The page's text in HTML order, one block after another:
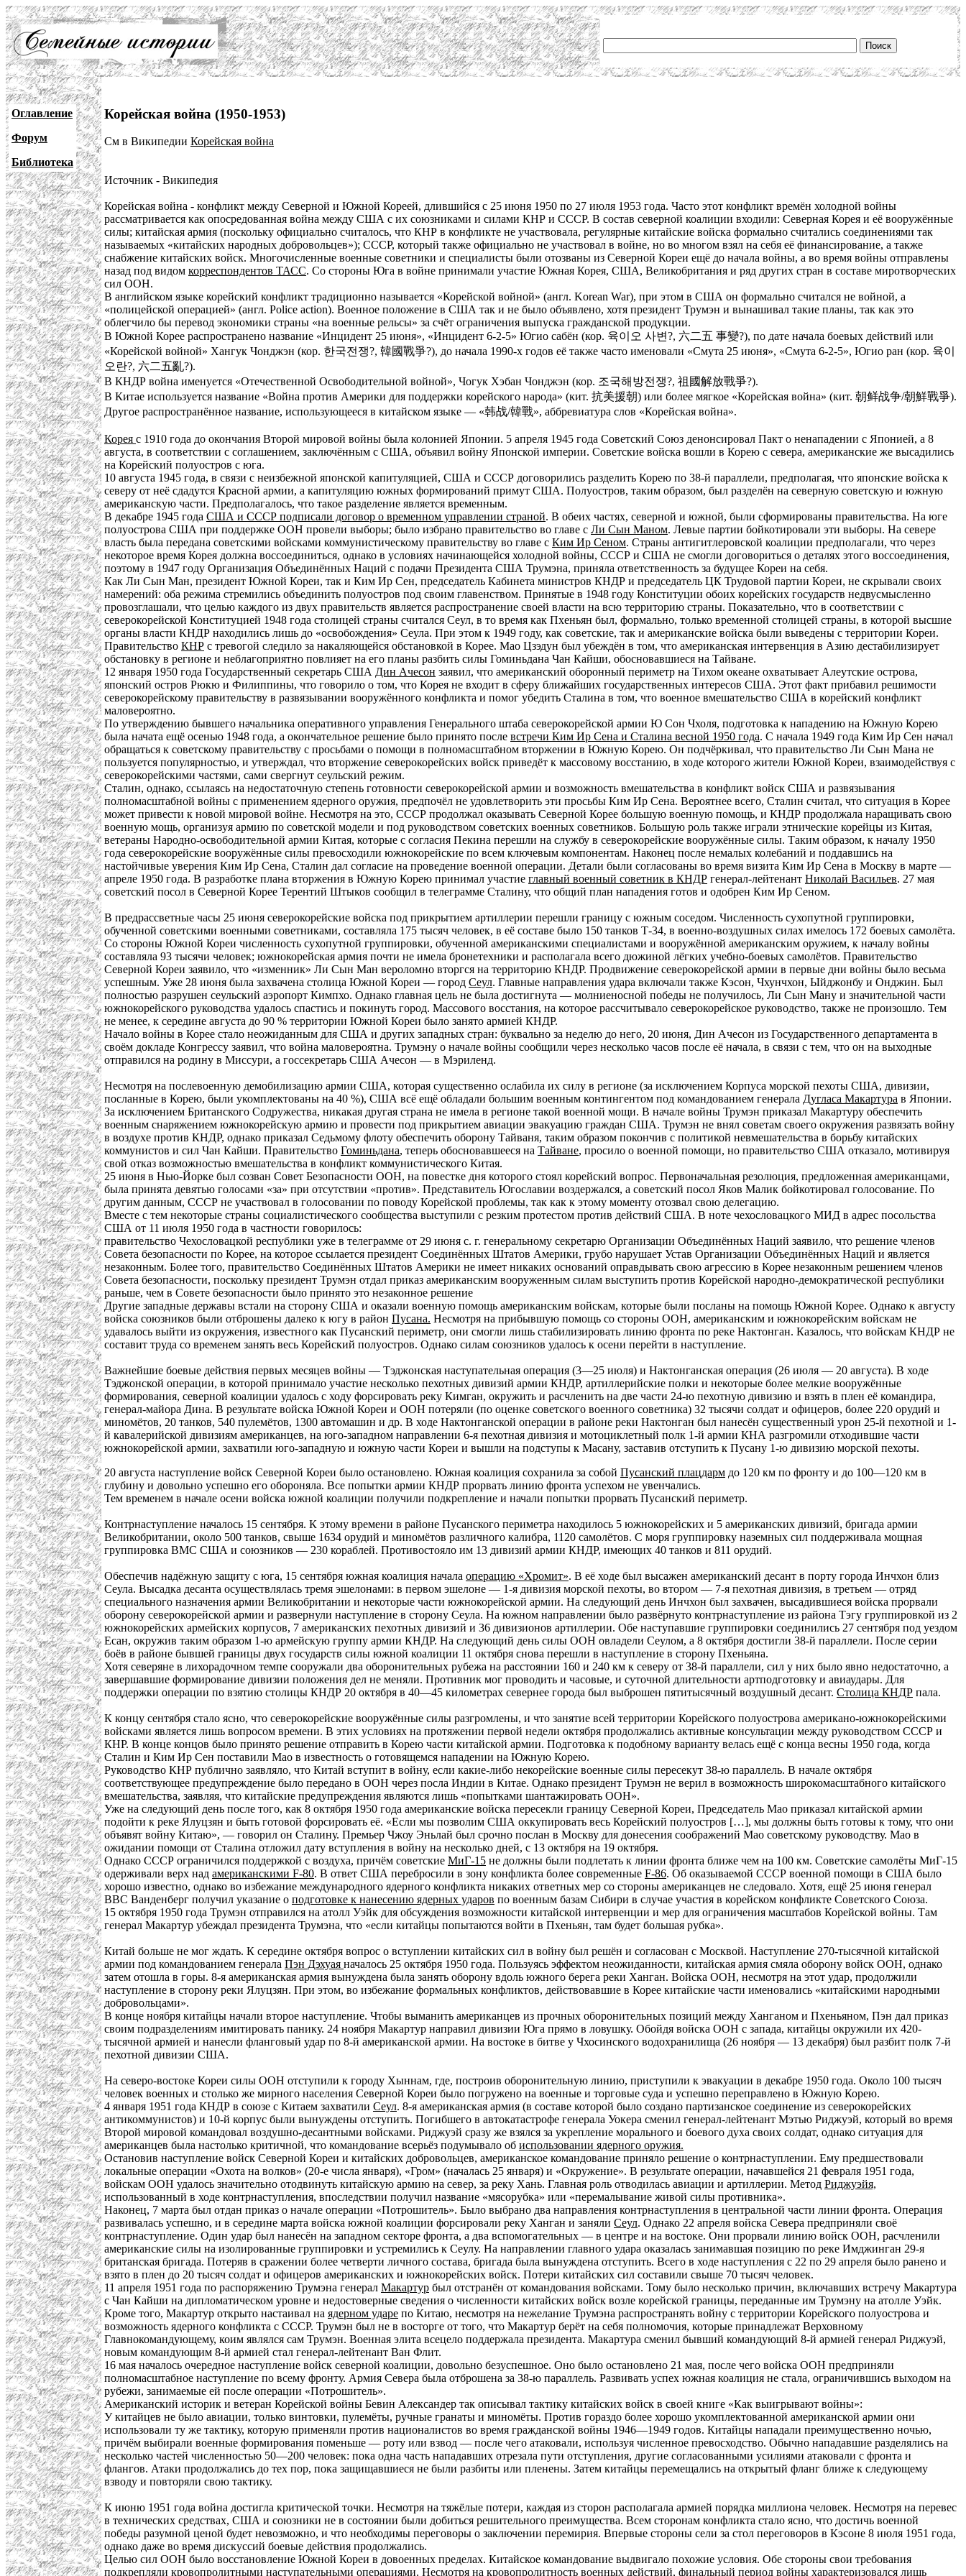
Оглавление
Форум
Библиотека
Корейская война (1950-1953)
См в Википедии Корейская война
Источник - Википедия
Корейская война - конфликт между Северной и Южной Кореей, длившийся с 25 июня 1950 по 27 июля 1953 года. Часто этот конфликт времён холодной войны
рассматривается как опосредованная война между США c их союзниками и силами КНР и СССР. В состав северной коалиции входили: Северная Корея и её вооружённые
силы; китайская армия (поскольку официально считалось, что КНР в конфликте не участвовала, регулярные китайские войска формально считались соединениями так
называемых «китайских народных добровольцев»); СССР, который также официально не участвовал в войне, но во многом взял на себя её финансирование, а также
снабжение китайских войск. Многочисленные военные советники и специалисты были отозваны из Северной Кореи ещё до начала войны, а во время войны отправлены
назад под видом корреспондентов ТАСС. Со стороны Юга в войне принимали участие Южная Корея, США, Великобритания и ряд других стран в составе миротворческих
сил ООН.
В английском языке корейский конфликт традиционно называется «Корейской войной» (англ. Korean War), при этом в США он формально считался не войной, а
«полицейской операцией» (англ. Police action). Военное положение в США так и не было объявлено, хотя президент Трумэн и вынашивал такие планы, так как это
облегчило бы перевод экономики страны «на военные рельсы» за счёт ограничения выпуска гражданской продукции.
В Южной Корее распространено название «Инцидент 25 июня», «Инцидент 6-2-5» Югио сабён (кор. 육이오 사변?, 六二五 事變?), по дате начала боевых действий или
«Корейской войной» Хангук Чонджэн (кор. 한국전쟁?, 韓國戰爭?), до начала 1990-х годов её также часто именовали «Смута 25 июня», «Смута 6-2-5», Югио ран (кор. 육이
오란?, 六二五亂?).
В КНДР война именуется «Отечественной Освободительной войной», Чогук Хэбан Чонджэн (кор. 조국해방전쟁?, 祖國解放戰爭?).
В Китае используется название «Война против Америки для поддержки корейского народа» (кит. 抗美援朝) или более мягкое «Корейская война» (кит. 朝鲜战争/朝鮮戰爭).
Другое распространённое название, использующееся в китайском языке — «韩战/韓戰», аббревиатура слов «Корейская война».
Корея с 1910 года до окончания Второй мировой войны была колонией Японии. 5 апреля 1945 года Советский Союз денонсировал Пакт о ненападении с Японией, а 8
августа, в соответствии с соглашением, заключённым с США, объявил войну Японской империи. Советские войска вошли в Корею с севера, американские же высадились
на Корейский полуостров с юга.
10 августа 1945 года, в связи с неизбежной японской капитуляцией, США и СССР договорились разделить Корею по 38-й параллели, предполагая, что японские войска к
северу от неё сдадутся Красной армии, а капитуляцию южных формирований примут США. Полуостров, таким образом, был разделён на северную советскую и южную
американскую части. Предполагалось, что такое разделение является временным.
В декабре 1945 года США и СССР подписали договор о временном управлении страной. В обеих частях, северной и южной, были сформированы правительства. На юге
полуострова США при поддержке ООН провели выборы; было избрано правительство во главе с Ли Сын Маном. Левые партии бойкотировали эти выборы. На севере
власть была передана советскими войсками коммунистическому правительству во главе с Ким Ир Сеном. Страны антигитлеровской коалиции предполагали, что через
некоторое время Корея должна воссоединиться, однако в условиях начинающейся холодной войны, СССР и США не смогли договориться о деталях этого воссоединения,
поэтому в 1947 году Организация Объединённых Наций с подачи Президента США Трумэна, приняла ответственность за будущее Кореи на себя.
Как Ли Сын Ман, президент Южной Кореи, так и Ким Ир Сен, председатель Кабинета министров КНДР и председатель ЦК Трудовой партии Кореи, не скрывали своих
намерений: оба режима стремились объединить полуостров под своим главенством. Принятые в 1948 году Конституции обоих корейских государств недвусмысленно
провозглашали, что целью каждого из двух правительств является распространение своей власти на всю территорию страны. Показательно, что в соответствии с
северокорейской Конституцией 1948 года столицей страны считался Сеул, в то время как Пхеньян был, формально, только временной столицей страны, в которой высшие
органы власти КНДР находились лишь до «освобождения» Сеула. При этом к 1949 году, как советские, так и американские войска были выведены с территории Кореи.
Правительство КНР с тревогой следило за накаляющейся обстановкой в Корее. Мао Цзэдун был убеждён в том, что американская интервенция в Азию дестабилизирует
обстановку в регионе и неблагоприятно повлияет на его планы разбить силы Гоминьдана Чан Кайши, обосновавшиеся на Тайване.
12 января 1950 года Государственный секретарь США Дин Ачесон заявил, что американский оборонный периметр на Тихом океане охватывает Алеутские острова,
японский остров Рюкю и Филиппины, что говорило о том, что Корея не входит в сферу ближайших государственных интересов США. Этот факт прибавил решимости
северокорейскому правительству в развязывании вооружённого конфликта и помог убедить Сталина в том, что военное вмешательство США в корейский конфликт
маловероятно.
По утверждению бывшего начальника оперативного управления Генерального штаба северокорейской армии Ю Сон Чхоля, подготовка к нападению на Южную Корею
была начата ещё осенью 1948 года, а окончательное решение было принято после встречи Ким Ир Сена и Сталина весной 1950 года. С начала 1949 года Ким Ир Сен начал
обращаться к советскому правительству с просьбами о помощи в полномасштабном вторжении в Южную Корею. Он подчёркивал, что правительство Ли Сын Мана не
пользуется популярностью, и утверждал, что вторжение северокорейских войск приведёт к массовому восстанию, в ходе которого жители Южной Кореи, взаимодействуя с
северокорейскими частями, сами свергнут сеульский режим.
Сталин, однако, ссылаясь на недостаточную степень готовности северокорейской армии и возможность вмешательства в конфликт войск США и развязывания
полномасштабной войны с применением ядерного оружия, предпочёл не удовлетворить эти просьбы Ким Ир Сена. Вероятнее всего, Сталин считал, что ситуация в Корее
может привести к новой мировой войне. Несмотря на это, СССР продолжал оказывать Северной Корее большую военную помощь, и КНДР продолжала наращивать свою
военную мощь, организуя армию по советской модели и под руководством советских военных советников. Большую роль также играли этнические корейцы из Китая,
ветераны Народно-освободительной армии Китая, которые с согласия Пекина перешли на службу в северокорейские вооружённые силы. Таким образом, к началу 1950
года северокорейские вооружённые силы превосходили южнокорейские по всем ключевым компонентам. Наконец после немалых колебаний и поддавшись на
настойчивые уверения Ким Ир Сена, Сталин дал согласие на проведение военной операции. Детали были согласованы во время визита Ким Ир Сена в Москву в марте —
апреле 1950 года. В разработке плана вторжения в Южную Корею принимал участие главный военный советник в КНДР генерал-лейтенант Николай Васильев. 27 мая
советский посол в Северной Корее Терентий Штыков сообщил в телеграмме Сталину, что общий план нападения готов и одобрен Ким Ир Сеном.
В предрассветные часы 25 июня северокорейские войска под прикрытием артиллерии перешли границу с южным соседом. Численность сухопутной группировки,
обученной советскими военными советниками, составляла 175 тысяч человек, в её составе было 150 танков Т-34, в военно-воздушных силах имелось 172 боевых самолёта.
Со стороны Южной Кореи численность сухопутной группировки, обученной американскими специалистами и вооружённой американским оружием, к началу войны
составляла 93 тысячи человек; южнокорейская армия почти не имела бронетехники и располагала всего дюжиной лёгких учебно-боевых самолётов. Правительство
Северной Кореи заявило, что «изменник» Ли Сын Ман вероломно вторгся на территорию КНДР. Продвижение северокорейской армии в первые дни войны было весьма
успешным. Уже 28 июня была захвачена столица Южной Кореи — город Сеул. Главные направления удара включали также Кэсон, Чхунчхон, Ыйджонбу и Онджин. Был
полностью разрушен сеульский аэропорт Кимпхо. Однако главная цель не была достигнута — молниеносной победы не получилось, Ли Сын Ману и значительной части
южнокорейского руководства удалось спастись и покинуть город. Массового восстания, на которое рассчитывало северокорейское руководство, также не произошло. Тем
не менее, к середине августа до 90 % территории Южной Кореи было занято армией КНДР.
Начало войны в Корее стало неожиданным для США и других западных стран: буквально за неделю до него, 20 июня, Дин Ачесон из Государственного департамента в
своём докладе Конгрессу заявил, что война маловероятна. Трумэну о начале войны сообщили через несколько часов после её начала, в связи с тем, что он на выходные
отправился на родину в Миссури, а госсекретарь США Ачесон — в Мэриленд.
Несмотря на послевоенную демобилизацию армии США, которая существенно ослабила их силу в регионе (за исключением Корпуса морской пехоты США, дивизии,
посланные в Корею, были укомплектованы на 40 %), США всё ещё обладали большим военным контингентом под командованием генерала Дугласа Макартура в Японии.
За исключением Британского Содружества, никакая другая страна не имела в регионе такой военной мощи. В начале войны Трумэн приказал Макартуру обеспечить
военным снаряжением южнокорейскую армию и провести под прикрытием авиации эвакуацию граждан США. Трумэн не внял советам своего окружения развязать войну
в воздухе против КНДР, однако приказал Седьмому флоту обеспечить оборону Тайваня, таким образом покончив с политикой невмешательства в борьбу китайских
коммунистов и сил Чан Кайши. Правительство Гоминьдана, теперь обосновавшееся на Тайване, просило о военной помощи, но правительство США отказало, мотивируя
свой отказ возможностью вмешательства в конфликт коммунистического Китая.
25 июня в Нью-Йорке был созван Совет Безопасности ООН, на повестке дня которого стоял корейский вопрос. Первоначальная резолюция, предложенная американцами,
была принята девятью голосами «за» при отсутствии «против». Представитель Югославии воздержался, а советский посол Яков Малик бойкотировал голосование. По
другим данным, СССР не участвовал в голосовании по поводу Корейской проблемы, так как к этому моменту отозвал свою делегацию.
Вместе с тем некоторые страны социалистического сообщества выступили с резким протестом против действий США. В ноте чехословацкого МИД в адрес посольства
США от 11 июля 1950 года в частности говорилось:
правительство Чехословацкой республики уже в телеграмме от 29 июня с. г. генеральному секретарю Организации Объединённых Наций заявило, что решение членов
Совета безопасности по Корее, на которое ссылается президент Соединённых Штатов Америки, грубо нарушает Устав Организации Объединённых Наций и является
незаконным. Более того, правительство Соединённых Штатов Америки не имеет никаких оснований оправдывать свою агрессию в Корее незаконным решением членов
Совета безопасности, поскольку президент Трумэн отдал приказ американским вооруженным силам выступить против Корейской народно-демократической республики
раньше, чем в Совете безопасности было принято это незаконное решение
Другие западные державы встали на сторону США и оказали военную помощь американским войскам, которые были посланы на помощь Южной Корее. Однако к августу
войска союзников были отброшены далеко к югу в район Пусана. Несмотря на прибывшую помощь со стороны ООН, американским и южнокорейским войскам не
удавалось выйти из окружения, известного как Пусанский периметр, они смогли лишь стабилизировать линию фронта по реке Нактонган. Казалось, что войскам КНДР не
составит труда со временем занять весь Корейский полуостров. Однако силам союзников удалось к осени перейти в наступление.
Важнейшие боевые действия первых месяцев войны — Тэджонская наступательная операция (3—25 июля) и Нактонганская операция (26 июля — 20 августа). В ходе
Тэджонской операции, в которой принимало участие несколько пехотных дивизий армии КНДР, артиллерийские полки и некоторые более мелкие вооружённые
формирования, северной коалиции удалось с ходу форсировать реку Кимган, окружить и расчленить на две части 24-ю пехотную дивизию и взять в плен её командира,
генерал-майора Дина. В результате войска Южной Кореи и ООН потеряли (по оценке советского военного советника) 32 тысячи солдат и офицеров, более 220 орудий и
миномётов, 20 танков, 540 пулемётов, 1300 автомашин и др. В ходе Нактонганской операции в районе реки Нактонган был нанесён существенный урон 25-й пехотной и 1-
й кавалерийской дивизиям американцев, на юго-западном направлении 6-я пехотная дивизия и мотоциклетный полк 1-й армии КНА разгромили отходившие части
южнокорейской армии, захватили юго-западную и южную части Кореи и вышли на подступы к Масану, заставив отступить к Пусану 1-ю дивизию морской пехоты.
20 августа наступление войск Северной Кореи было остановлено. Южная коалиция сохранила за собой Пусанский плацдарм до 120 км по фронту и до 100—120 км в
глубину и довольно успешно его обороняла. Все попытки армии КНДР прорвать линию фронта успехом не увенчались.
Тем временем в начале осени войска южной коалиции получили подкрепление и начали попытки прорвать Пусанский периметр.
Контрнаступление началось 15 сентября. К этому времени в районе Пусанского периметра находилось 5 южнокорейских и 5 американских дивизий, бригада армии
Великобритании, около 500 танков, свыше 1634 орудий и миномётов различного калибра, 1120 самолётов. С моря группировку наземных сил поддерживала мощная
группировка ВМС США и союзников — 230 кораблей. Противостояло им 13 дивизий армии КНДР, имеющих 40 танков и 811 орудий.
Обеспечив надёжную защиту с юга, 15 сентября южная коалиция начала операцию «Хромит». В её ходе был высажен американский десант в порту города Инчхон близ
Сеула. Высадка десанта осуществлялась тремя эшелонами: в первом эшелоне — 1-я дивизия морской пехоты, во втором — 7-я пехотная дивизия, в третьем — отряд
специального назначения армии Великобритании и некоторые части южнокорейской армии. На следующий день Инчхон был захвачен, высадившиеся войска прорвали
оборону северокорейской армии и развернули наступление в сторону Сеула. На южном направлении было развёрнуто контрнаступление из района Тэгу группировкой из 2
южнокорейских армейских корпусов, 7 американских пехотных дивизий и 36 дивизионов артиллерии. Обе наступавшие группировки соединились 27 сентября под уездом
Есан, окружив таким образом 1-ю армейскую группу армии КНДР. На следующий день силы ООН овладели Сеулом, а 8 октября достигли 38-й параллели. После серии
боёв в районе бывшей границы двух государств силы южной коалиции 11 октября снова перешли в наступление в сторону Пхеньяна.
Хотя северяне в лихорадочном темпе сооружали два оборонительных рубежа на расстоянии 160 и 240 км к северу от 38-й параллели, сил у них было явно недостаточно, а
завершавшие формирование дивизии положения дел не меняли. Противник мог проводить и часовые, и суточной длительности артподготовку и авиаудары. Для
поддержки операции по взятию столицы КНДР 20 октября в 40—45 километрах севернее города был выброшен пятитысячный воздушный десант. Столица КНДР пала.
К концу сентября стало ясно, что северокорейские вооружённые силы разгромлены, и что занятие всей территории Корейского полуострова американо-южнокорейскими
войсками является лишь вопросом времени. В этих условиях на протяжении первой недели октября продолжались активные консультации между руководством СССР и
КНР. В конце концов было принято решение отправить в Корею части китайской армии. Подготовка к подобному варианту велась ещё с конца весны 1950 года, когда
Сталин и Ким Ир Сен поставили Мао в известность о готовящемся нападении на Южную Корею.
Руководство КНР публично заявляло, что Китай вступит в войну, если какие-либо некорейские военные силы пересекут 38-ю параллель. В начале октября
соответствующее предупреждение было передано в ООН через посла Индии в Китае. Однако президент Трумэн не верил в возможность широкомасштабного китайского
вмешательства, заявляя, что китайские предупреждения являются лишь «попытками шантажировать ООН».
Уже на следующий день после того, как 8 октября 1950 года американские войска пересекли границу Северной Кореи, Председатель Мао приказал китайской армии
подойти к реке Ялуцзян и быть готовой форсировать её. «Если мы позволим США оккупировать весь Корейский полуостров […], мы должны быть готовы к тому, что они
объявят войну Китаю», — говорил он Сталину. Премьер Чжоу Эньлай был срочно послан в Москву для донесения соображений Мао советскому руководству. Мао в
ожидании помощи от Сталина отложил дату вступления в войну на несколько дней, с 13 октября на 19 октября.
Однако СССР ограничился поддержкой с воздуха, причём советские МиГ-15 не должны были подлетать к линии фронта ближе чем на 100 км. Советские самолёты МиГ-15
одерживали верх над американскими F-80. В ответ США перебросили в зону конфликта более современные F-86. Об оказываемой СССР военной помощи в США было
хорошо известно, однако во избежание международного ядерного конфликта никаких ответных мер со стороны американцев не следовало. Хотя, ещё 25 июня генерал
ВВС Ванденберг получил указание о подготовке к нанесению ядерных ударов по военным базам Сибири в случае участия в корейском конфликте Советского Союза.
15 октября 1950 года Трумэн отправился на атолл Уэйк для обсуждения возможности китайской интервенции и мер для ограничения масштабов Корейской войны. Там
генерал Макартур убеждал президента Трумэна, что «если китайцы попытаются войти в Пхеньян, там будет большая рубка».
Китай больше не мог ждать. К середине октября вопрос о вступлении китайских сил в войну был решён и согласован с Москвой. Наступление 270-тысячной китайской
армии под командованием генерала Пэн Дэхуая началось 25 октября 1950 года. Пользуясь эффектом неожиданности, китайская армия смяла оборону войск ООН, однако
затем отошла в горы. 8-я американская армия вынуждена была занять оборону вдоль южного берега реки Ханган. Войска ООН, несмотря на этот удар, продолжили
наступление в сторону реки Ялуцзян. При этом, во избежание формальных конфликтов, действовавшие в Корее китайские части именовались «китайскими народными
добровольцами».
В конце ноября китайцы начали второе наступление. Чтобы выманить американцев из прочных оборонительных позиций между Ханганом и Пхеньяном, Пэн дал приказ
своим подразделениям имитировать панику. 24 ноября Макартур направил дивизии Юга прямо в ловушку. Обойдя войска ООН с запада, китайцы окружили их 420-
тысячной армией и нанесли фланговый удар по 8-й американской армии. На востоке в битве у Чхосинского водохранилища (26 ноября — 13 декабря) был разбит полк 7-й
пехотной дивизии США.
На северо-востоке Кореи силы ООН отступили к городу Хыннам, где, построив оборонительную линию, приступили к эвакуации в декабре 1950 года. Около 100 тысяч
человек военных и столько же мирного населения Северной Кореи было погружено на военные и торговые суда и успешно переправлено в Южную Корею.
4 января 1951 года КНДР в союзе с Китаем захватили Сеул. 8-я американская армия (в составе которой было создано партизанское соединение из северокорейских
антикоммунистов) и 10-й корпус были вынуждены отступить. Погибшего в автокатастрофе генерала Уокера сменил генерал-лейтенант Мэтью Риджуэй, который во время
Второй мировой командовал воздушно-десантными войсками. Риджуэй сразу же взялся за укрепление морального и боевого духа своих солдат, однако ситуация для
американцев была настолько критичной, что командование всерьёз подумывало об использовании ядерного оружия.
Остановив наступление войск Северной Кореи и китайских добровольцев, американское командование приняло решение о контрнаступлении. Ему предшествовали
локальные операции «Охота на волков» (20-е числа января), «Гром» (началась 25 января) и «Окружение». В результате операции, начавшейся 21 февраля 1951 года,
войскам ООН удалось значительно отодвинуть китайскую армию на север, за реку Хань. Главная роль отводилась авиации и артиллерии. Метод Риджуэйя,
использованный в ходе контрнаступления, впоследствии получил название «мясорубка» или «перемалывание живой силы противника».
Наконец, 7 марта был отдан приказ о начале операции «Потрошитель». Было выбрано два направления контрнаступления в центральной части линии фронта. Операция
развивалась успешно, и в середине марта войска южной коалиции форсировали реку Ханган и заняли Сеул. Однако 22 апреля войска Севера предприняли своё
контрнаступление. Один удар был нанесён на западном секторе фронта, а два вспомогательных — в центре и на востоке. Они прорвали линию войск ООН, расчленили
американские силы на изолированные группировки и устремились к Сеулу. На направлении главного удара оказалась занимавшая позицию по реке Имджинган 29-я
британская бригада. Потеряв в сражении более четверти личного состава, бригада была вынуждена отступить. Всего в ходе наступления с 22 по 29 апреля было ранено и
взято в плен до 20 тысяч солдат и офицеров американских и южнокорейских войск. Потери китайских сил составили свыше 70 тысяч человек.
11 апреля 1951 года по распоряжению Трумэна генерал Макартур был отстранён от командования войсками. Тому было несколько причин, включавших встречу Макартура
с Чан Кайши на дипломатическом уровне и недостоверные сведения о численности китайских войск возле корейской границы, переданные им Трумэну на атолле Уэйк.
Кроме того, Макартур открыто настаивал на ядерном ударе по Китаю, несмотря на нежелание Трумэна распространять войну с территории Корейского полуострова и
возможность ядерного конфликта с СССР. Трумэн был не в восторге от того, что Макартур берёт на себя полномочия, которые принадлежат Верховному
Главнокомандующему, коим являлся сам Трумэн. Военная элита всецело поддержала президента. Макартура сменил бывший командующий 8-й армией генерал Риджуэй,
новым командующим 8-й армией стал генерал-лейтенант Ван Флит.
16 мая началось очередное наступление войск северной коалиции, довольно безуспешное. Оно было остановлено 21 мая, после чего войска ООН предприняли
полномасштабное наступление по всему фронту. Армия Севера была отброшена за 38-ю параллель. Развивать успех южная коалиция не стала, ограничившись выходом на
рубежи, занимаемые ей после операции «Потрошитель».
Американский историк и ветеран Корейской войны Бевин Александер так описывал тактику китайских войск в своей книге «Как выигрывают войны»:
У китайцев не было авиации, только винтовки, пулемёты, ручные гранаты и миномёты. Против гораздо более хорошо укомплектованной американской армии они
использовали ту же тактику, которую применяли против националистов во время гражданской войны 1946—1949 годов. Китайцы нападали преимущественно ночью,
причём выбирали военные формирования поменьше — роту или взвод — после чего атаковали, используя численное превосходство. Обычно нападавшие разделялись на
несколько частей численностью 50—200 человек: пока одна часть нападавших отрезала пути отступления, другие согласованными усилиями атаковали с фронта и
флангов. Атаки продолжались до тех пор, пока защищавшиеся не были разбиты или пленены. Затем китайцы перемещались на открытый фланг ближе к следующему
взводу и повторяли свою тактику.
К июню 1951 года война достигла критической точки. Несмотря на тяжёлые потери, каждая из сторон располагала армией порядка миллиона человек. Несмотря на перевес
в технических средствах, США и союзники не в состоянии были добиться решительного преимущества. Всем сторонам конфликта стало ясно, что достичь военной
победы разумной ценой будет невозможно, и что необходимы переговоры о заключении перемирия. Впервые стороны сели за стол переговоров в Кэсоне 8 июля 1951 года,
однако даже во время дискуссий боевые действия продолжались.
Целью сил ООН было восстановление Южной Кореи в довоенных пределах. Китайское командование выдвигало похожие условия. Обе стороны свои требования
подкрепляли кровопролитными наступательными операциями. Несмотря на кровопролитность военных действий, финальный период войны характеризовался лишь